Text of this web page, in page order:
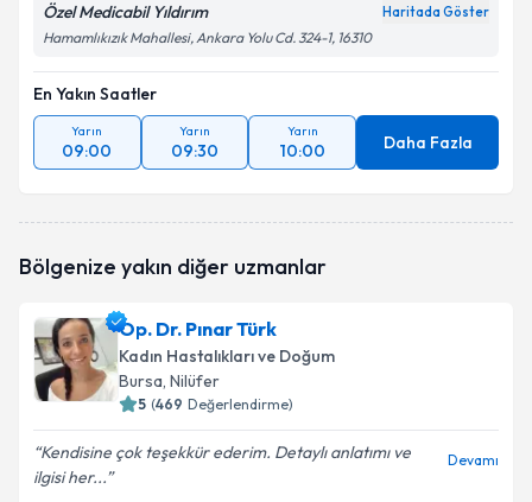
Özel Medicabil Yıldırım Haritada Göster
Hamamlıkızık Mahallesi, Ankara Yolu Cd. 324-1, 16310
En Yakın Saatler
Yarın
09:00
Yarın
09:30
Yarın
10:00 Daha Fazla
Bölgenize yakın diğer uzmanlar
Op. Dr. Pınar Türk
Kadın Hastalıkları ve Doğum
Bursa, Nilüfer
5 (469 Değerlendirme)
Kendisine çok teşekkür ederim. Detaylı anlatımı ve
ilgisi her...
Devamı